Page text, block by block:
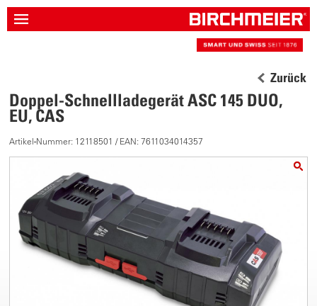
Zurück
Doppel-Schnellladegerät ASC 145 DUO,
EU, CAS
Artikel-Nummer: 12118501 / EAN: 7611034014357